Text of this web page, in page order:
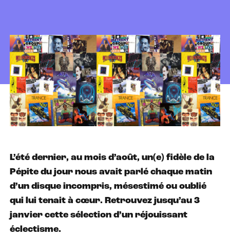
L’été dernier, au mois d’août, un(e) fidèle de la
Pépite du jour nous avait parlé chaque matin
d’un disque incompris, mésestimé ou oublié
qui lui tenait à cœur. Retrouvez jusqu’au 3
janvier cette sélection d’un réjouissant
éclectisme.